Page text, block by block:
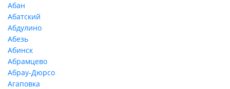
Абан
Абатский
Абдулино
Абезь
Абинск
Абрамцево
Абрау-Дюрсо
Агаповка